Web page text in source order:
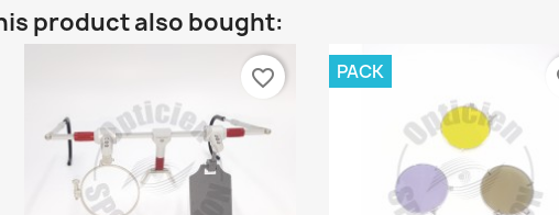
product also bought:
favorite_border PACK